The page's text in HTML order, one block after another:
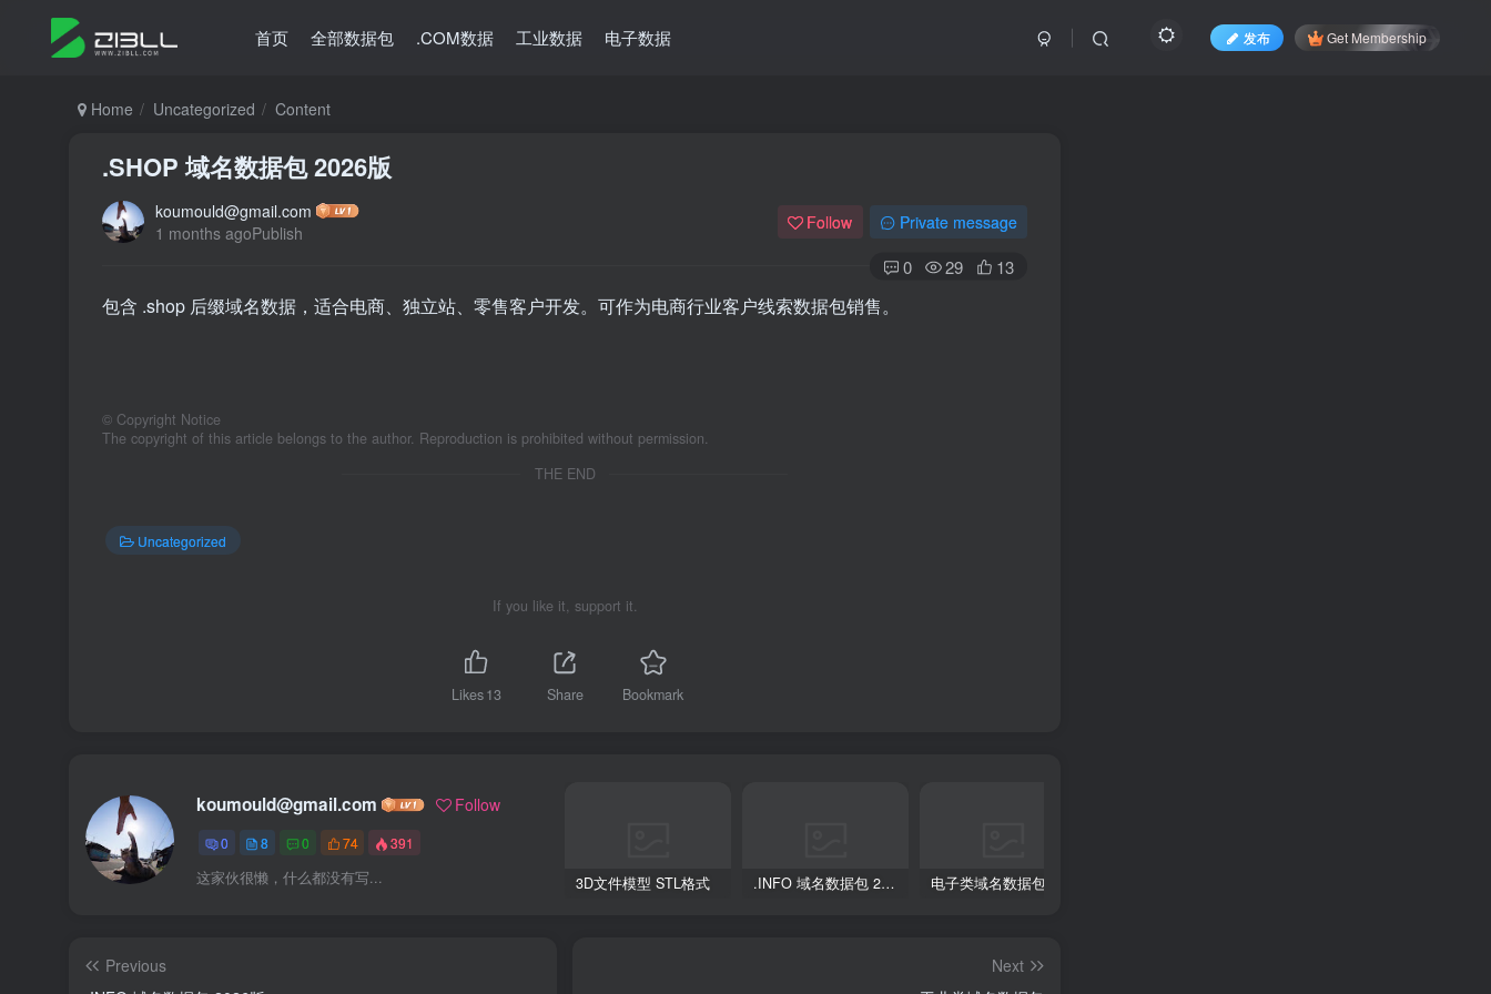
首页 全部数据包 .COM数据 工业数据 电子数据 发布 Get Membership
Home Uncategorized Content
.SHOP 域名数据包 2026版
koumould@gmail.com
1 months agoPublish
Follow Private message
0 29 13
包含 .shop 后缀域名数据，适合电商、独立站、零售客户开发。可作为电商行业客户线索数据包销售。
© Copyright Notice
The copyright of this article belongs to the author. Reproduction is prohibited without permission.
THE END
Uncategorized
If you like it, support it.
Likes13 Share Bookmark
koumould@gmail.com Follow
0 8 0 74 391
这家伙很懒，什么都没有写... 3D文件模型 STL格式 .INFO 域名数据包 2026版 电子类域名数据包
Previous
Next